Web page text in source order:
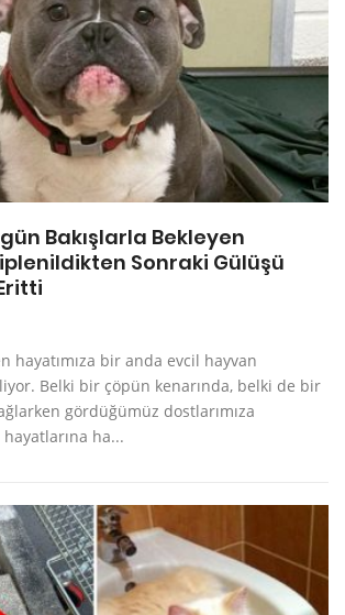
Bakışlarla Bekleyen
Sonraki Gülüşü
hayatımıza bir anda evcil hayvan
Belki bir çöpün kenarında, belki de bir
gördüğümüz dostlarımıza
hayatlarına ha...